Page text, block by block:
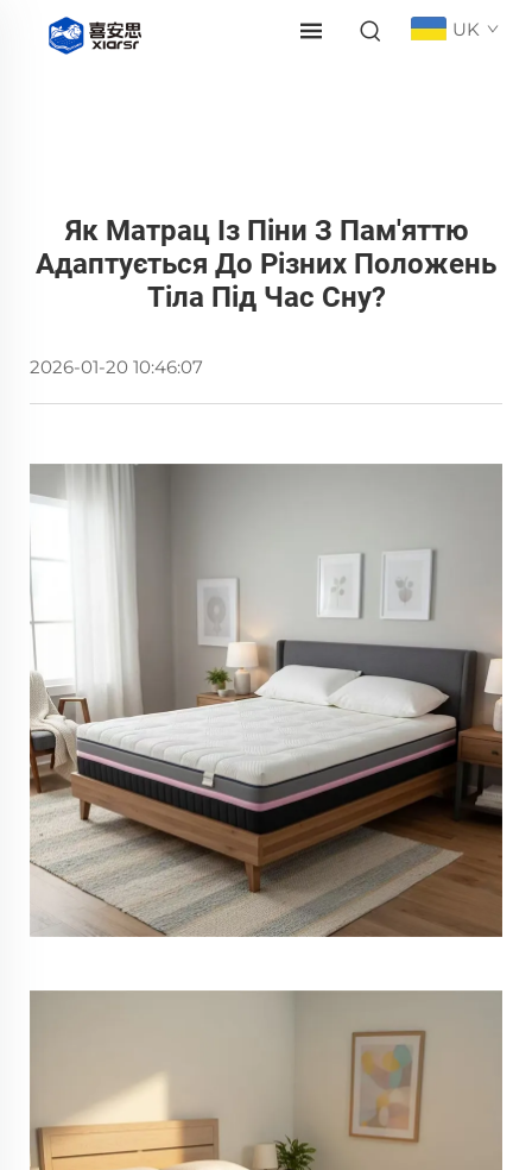
UK
Як Матрац Із Піни З Пам'яттю
Адаптується До Різних Положень
Тіла Під Час Сну?
2026-01-20 10:46:07